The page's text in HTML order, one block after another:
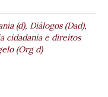
(d), Diálogos (Dad),
cidadania e direitos
(Org d)